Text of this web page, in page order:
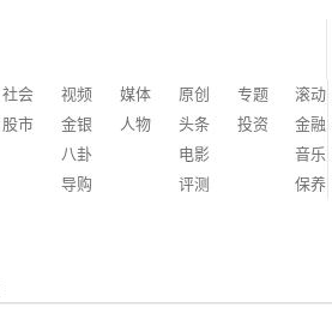
社会 视频 媒体 原创 专题
滚动
股市 金银 人物 头条 投资
金融
八卦 电影
音乐
导购 评测
保养